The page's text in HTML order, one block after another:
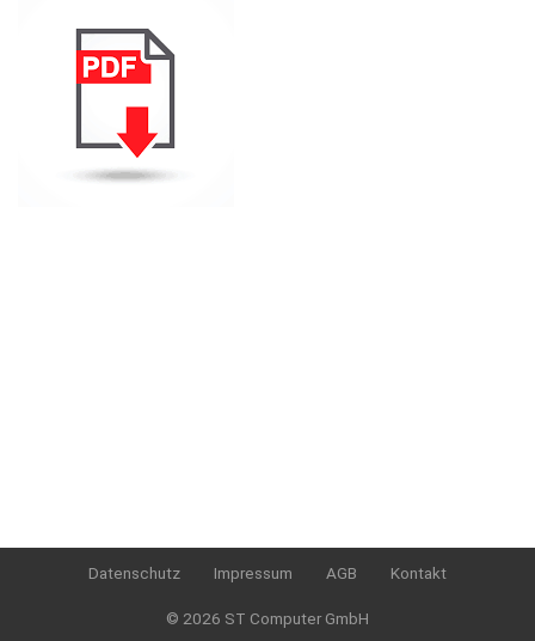
Datenschutz Impressum AGB Kontakt
© 2026 ST Computer GmbH